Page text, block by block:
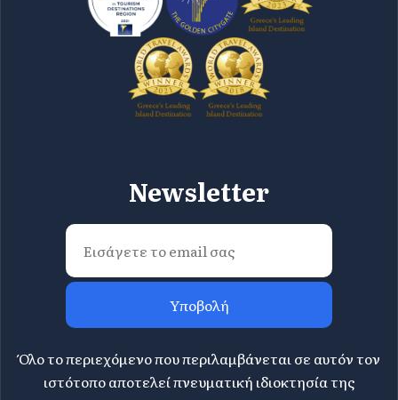
Newsletter
Υποβολή
Όλο το περιεχόμενο που περιλαμβάνεται σε αυτόν τον
ιστότοπο αποτελεί πνευματική ιδιοκτησία της